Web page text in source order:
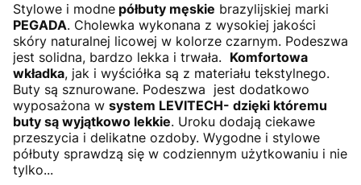
Stylowe i modne półbuty męskie brazylijskiej marki
PEGADA. Cholewka wykonana z wysokiej jakości
skóry naturalnej licowej w kolorze czarnym. Podeszwa
jest solidna, bardzo lekka i trwała. Komfortowa
wkładka, jak i wyściółka są z materiału tekstylnego.
Buty są sznurowane. Podeszwa jest dodatkowo
wyposażona w system LEVITECH- dzięki któremu
buty są wyjątkowo lekkie. Uroku dodają ciekawe
przeszycia i delikatne ozdoby. Wygodne i stylowe
półbuty sprawdzą się w codziennym użytkowaniu i nie
tylko...